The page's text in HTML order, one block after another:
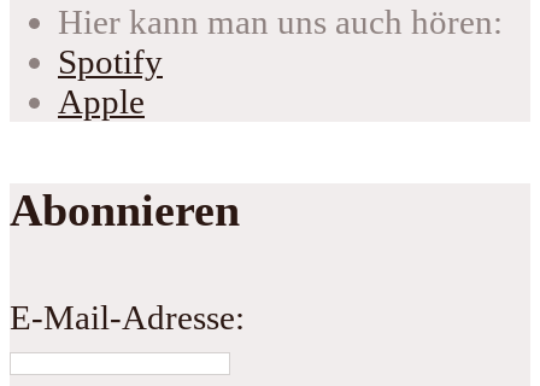
Hier kann man uns auch hören:
Spotify
Apple
Abonnieren
E-Mail-Adresse: